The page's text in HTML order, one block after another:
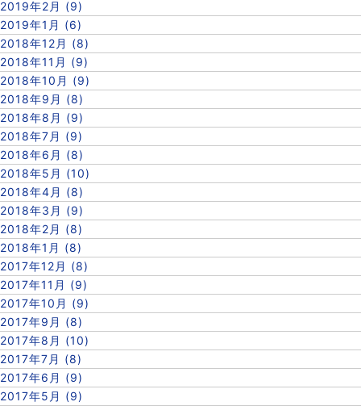
2019年2月 (9)
2019年1月 (6)
2018年12月 (8)
2018年11月 (9)
2018年10月 (9)
2018年9月 (8)
2018年8月 (9)
2018年7月 (9)
2018年6月 (8)
2018年5月 (10)
2018年4月 (8)
2018年3月 (9)
2018年2月 (8)
2018年1月 (8)
2017年12月 (8)
2017年11月 (9)
2017年10月 (9)
2017年9月 (8)
2017年8月 (10)
2017年7月 (8)
2017年6月 (9)
2017年5月 (9)